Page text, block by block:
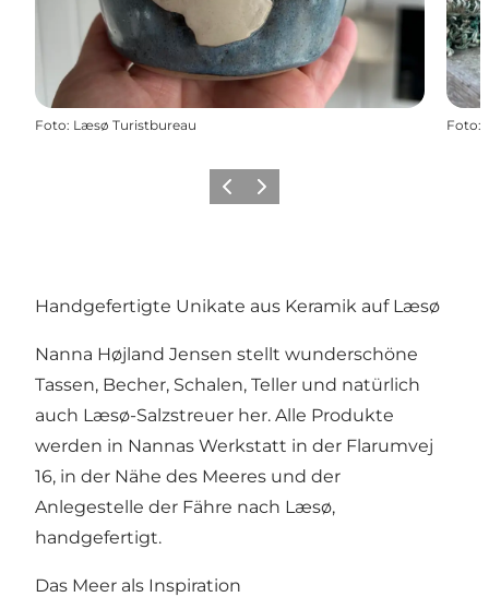
Foto: Læsø Turistbureau Foto:
ZurückWeiter
Handgefertigte Unikate aus Keramik auf Læsø
Nanna Højland Jensen stellt wunderschöne
Tassen, Becher, Schalen, Teller und natürlich
auch Læsø-Salzstreuer her. Alle Produkte
werden in Nannas Werkstatt in der Flarumvej
16, in der Nähe des Meeres und der
Anlegestelle der Fähre nach Læsø,
handgefertigt.
Das Meer als Inspiration